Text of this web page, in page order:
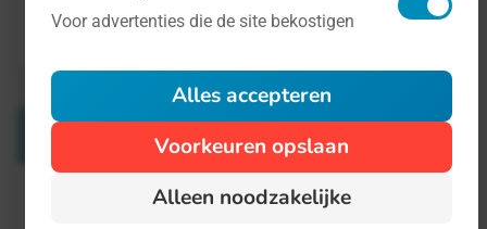
Verwante Dagen
Voor advertenties die de site bekostigen
Alles accepteren
Voorkeuren opslaan
Alleen noodzakelijke